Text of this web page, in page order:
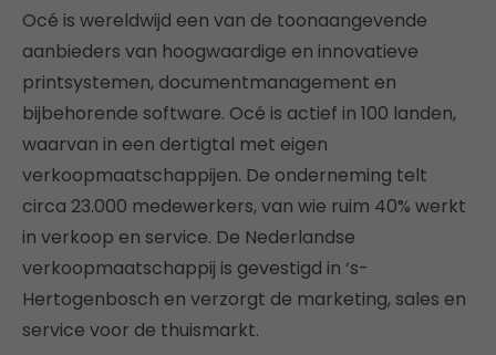
Océ is wereldwijd een van de toonaangevende
aanbieders van hoogwaardige en innovatieve
printsystemen, documentmanagement en
bijbehorende software. Océ is actief in 100 landen,
waarvan in een dertigtal met eigen
verkoopmaatschappijen. De onderneming telt
circa 23.000 medewerkers, van wie ruim 40% werkt
in verkoop en service. De Nederlandse
verkoopmaatschappij is gevestigd in ‘s-
Hertogenbosch en verzorgt de marketing, sales en
service voor de thuismarkt.